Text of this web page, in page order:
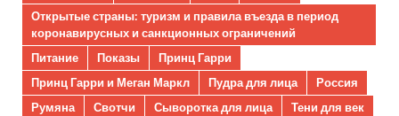
Открытые страны: туризм и правила въезда в период
коронавирусных и санкционных ограничений
Питание
Показы
Принц Гарри
Принц Гарри и Меган Маркл
Пудра для лица
Россия
Румяна
Свотчи Сыворотка для лица
Тени для век